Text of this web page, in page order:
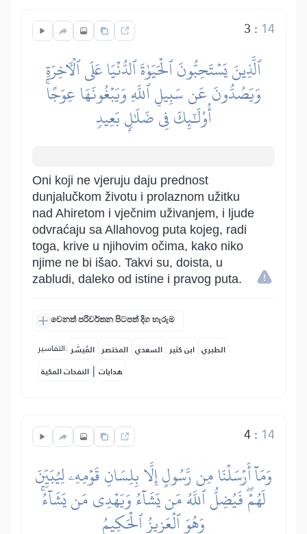
3 : 14
ٱلَّذِينَ يَسۡتَحِبُّونَ ٱلۡحَيَوٰةَ ٱلدُّنۡيَا عَلَى ٱلۡأٓخِرَةِ
وَيَصُدُّونَ عَن سَبِيلِ ٱللَّهِ وَيَبۡغُونَهَا عِوَجًاۚ
أُوْلَٰٓئِكَ فِي ضَلَٰلِۭ بَعِيدٖ
Oni koji ne vjeruju daju prednost
dunjalučkom životu i prolaznom užitku
nad Ahiretom i vječnim uživanjem, i ljude
odvraćaju sa Allahovog puta kojeg, radi
toga, krive u njihovim očima, kako niko
njime ne bi išao. Takvi su, doista, u
zabludi, daleko od istine i pravog puta.
වෙනත් පරිවර්තන පිටපත් දිග හැරුම
التفاسير: المُيسَّر المختصر السعدي ابن كثير الطبري
النفحات المكية | هدايات
4: 14
وَمَآ أَرۡسَلۡنَا مِن رَّسُولٍ إِلَّا بِلِسَانِ قَوۡمِهِۦ لِيُبَيِّنَ
لَهُمۡۖ فَيُضِلُّ ٱللَّهُ مَن يَشَآءُ وَيَهۡدِي مَن يَشَآءُۚ
وَهُوَ ٱلۡعَزِيزُ ٱلۡحَكِيمُ